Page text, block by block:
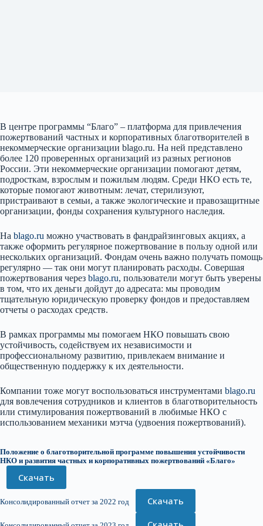
В центре программы “Благо” – платформа для привлечения
пожертвований частных и корпоративных благотворителей в
некоммерческие организации blago.ru. На ней представлено
более 120 проверенных организаций из разных регионов
России. Эти некоммерческие организации помогают детям,
подросткам, взрослым и пожилым людям. Среди НКО есть те,
которые помогают животным: лечат, стерилизуют,
пристраивают в семьи, а также экологические и правозащитные
организации, фонды сохранения культурного наследия.
На blago.ru можно участвовать в фандрайзинговых акциях, а
также оформить регулярное пожертвование в пользу одной или
нескольких организаций. Фондам очень важно получать помощь
регулярно — так они могут планировать расходы. Совершая
пожертвования через blago.ru, пользователи могут быть уверены
в том, что их деньги дойдут до адресата: мы проводим
тщательную юридическую проверку фондов и предоставляем
отчеты о расходах средств.
В рамках программы мы помогаем НКО повышать свою
устойчивость, содействуем их независимости и
профессиональному развитию, привлекаем внимание и
общественную поддержку к их деятельности.
Компании тоже могут воспользоваться инструментами blago.ru
для вовлечения сотрудников и клиентов в благотворительность
или стимулирования пожертвований в любимые НКО с
использованием механики мэтча (удвоения пожертвований).
Положение о благотворительной программе повышения устойчивости
НКО и развития частных и корпоративных пожертвований «Благо»
Скачать
Консолидированный отчет за 2022 год Скачать